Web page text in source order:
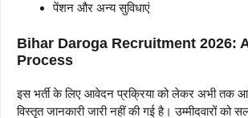
पेंशन और अन्य सुविधाएं
Bihar Daroga Recruitment 2026:
Process
इस भर्ती के लिए आवेदन प्रक्रिया को लेकर अभी तक
विस्तृत जानकारी जारी नहीं की गई है। उम्मीदवारों को